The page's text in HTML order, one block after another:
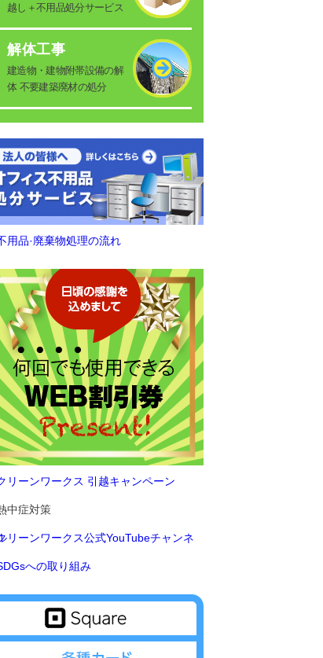
越し＋不用品処分サービス
解体工事
建造物・建物附帯設備の解
体 不要建築廃材の処分